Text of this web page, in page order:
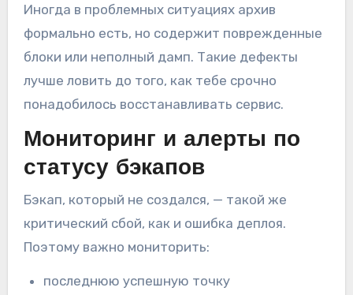
Иногда в проблемных ситуациях архив
формально есть, но содержит поврежденные
блоки или неполный дамп. Такие дефекты
лучше ловить до того, как тебе срочно
понадобилось восстанавливать сервис.
Мониторинг и алерты по
статусу бэкапов
Бэкап, который не создался, — такой же
критический сбой, как и ошибка деплоя.
Поэтому важно мониторить:
последнюю успешную точку